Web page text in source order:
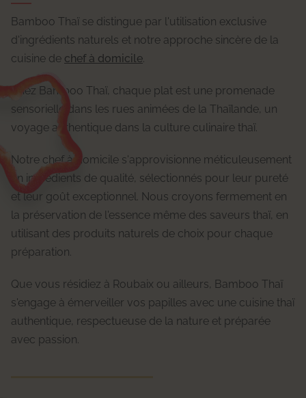
Bamboo Thaï se distingue par l'utilisation exclusive
d'ingrédients naturels et notre approche sincère de la
cuisine de chef à domicile.
Chez Bamboo Thaï, chaque plat est une promenade
sensorielle dans les rues animées de la Thaïlande, un
voyage authentique dans la culture culinaire thaï.
Notre chef à domicile s'approvisionne méticuleusement
en ingrédients de qualité, sélectionnés pour leur pureté
et leur goût exceptionnel. Nous croyons fermement en
la préservation de l'essence même des saveurs thaï, en
utilisant des produits naturels de choix pour chaque
préparation.
Que vous résidiez à Roubaix ou ailleurs, Bamboo Thaï
s'engage à émerveiller vos papilles avec une cuisine thaï
authentique, respectueuse de la nature et préparée
avec passion.